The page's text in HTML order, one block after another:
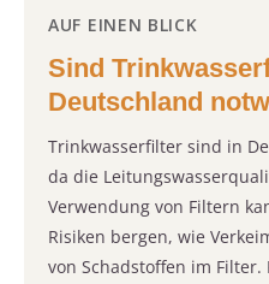
AUF EINEN BLICK
Sind
Deutschland
Trinkwasserfilter sind in
da die
Verwendung von Filtern
Risiken bergen, wie
von Schadstoffen im